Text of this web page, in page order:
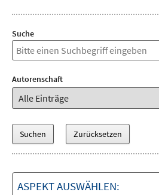
Suche
Autorenschaft
ASPEKT AUSWÄHLEN: